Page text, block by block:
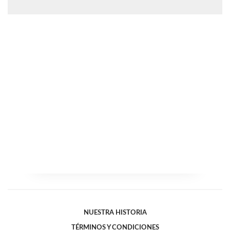
NUESTRA HISTORIA
TÉRMINOS Y CONDICIONES